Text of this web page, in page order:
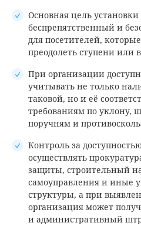
Основная цель установки
беспрепятственный и
для посетителей,
преодолеть ступени или
При организации
учитывать не только
таковой, но и её
требованиям по уклону,
поручням и
Контроль за
осуществлять
защиты, строительный
самоуправления и иные
структуры, а при
организация может
и административный